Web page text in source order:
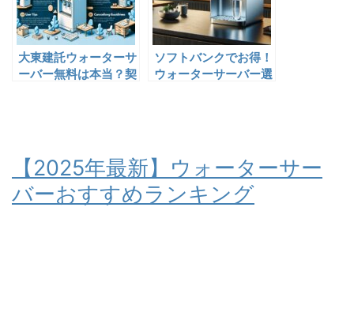
大東建託ウォーターサ
ーバー無料は本当？契
ソフトバンクでお得！
ウォーターサーバー選
【2025年最新】ウォーターサー
バーおすすめランキング